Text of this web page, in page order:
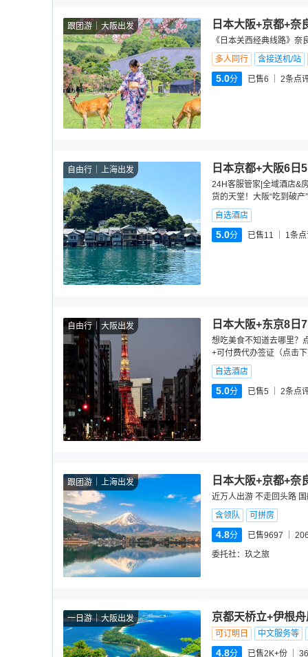
跟团游 大阪出发 日本大阪+京都+奈
《日本关西经典线路》
多人同行
含接送机/站
5.0分 已售6 2条点
自由行 上海出发 日本京都+大阪6日
24H客服管家|全域酒店&
货的天堂！大阪“吃到破
自选酒店
5.0分 已售11 1条
自由行 大阪出发 日本大阪+东京8日
想吃美食不知道去哪里？
+可付费代办签证（点击
自选酒店
5.0分 已售5 2条点
跟团游 上海出发 日本大阪+京都+奈
近万人出游 不走回头路
含领队
可拼房
4.8分 已售9697
委托社： 玖之旅
一日游 大阪出发 京都天桥立+伊根
可订明日 中文服务等
4.8分 已售2K+份